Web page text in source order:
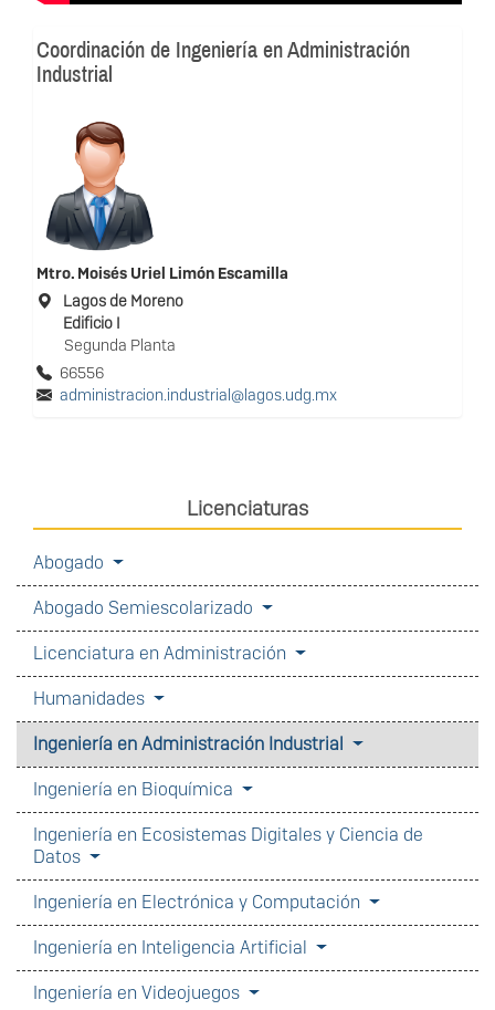
Coordinación de Ingeniería en Administración
Industrial
Mtro. Moisés Uriel Limón Escamilla
Lagos de Moreno
Edificio I
Segunda Planta
66556
administracion.industrial@lagos.udg.mx
Licenciaturas
Abogado
Abogado Semiescolarizado
Licenciatura en Administración
Humanidades
Ingeniería en Administración Industrial
Ingeniería en Bioquímica
Ingeniería en Ecosistemas Digitales y Ciencia de
Datos
Ingeniería en Electrónica y Computación
Ingeniería en Inteligencia Artificial
Ingeniería en Videojuegos